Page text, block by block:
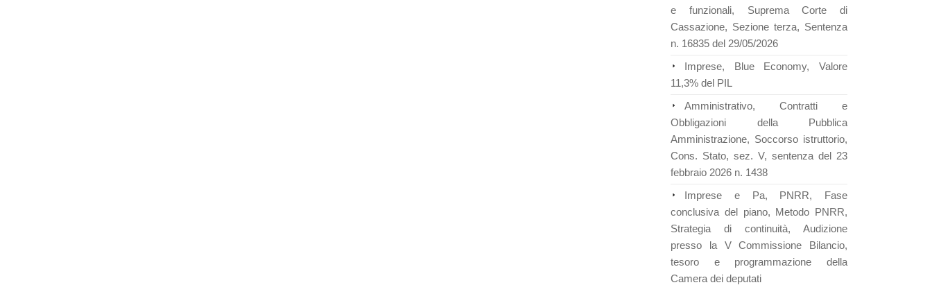
e funzionali, Suprema Corte di
Cassazione, Sezione terza, Sentenza
n. 16835 del 29/05/2026
Imprese, Blue Economy, Valore
11,3% del PIL
Amministrativo, Contratti e
Obbligazioni della Pubblica
Amministrazione, Soccorso istruttorio,
Cons. Stato, sez. V, sentenza del 23
febbraio 2026 n. 1438
Imprese e Pa, PNRR, Fase
conclusiva del piano, Metodo PNRR,
Strategia di continuità, Audizione
presso la V Commissione Bilancio,
tesoro e programmazione della
Camera dei deputati